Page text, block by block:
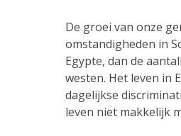
De groei van onze
omstandigheden in
Egypte, dan de
westen. Het leven in
dagelijkse
leven niet makkelijk